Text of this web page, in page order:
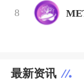
8
最新资讯